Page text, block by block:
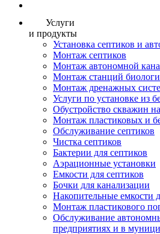
Услуги
и продукты
Установка септиков и
Монтаж септиков
Монтаж автономной
Монтаж станций
Монтаж дренажных
Услуги по установке из
Обустройство скважин
Монтаж пластиковых и
Обслуживание септиков
Чистка септиков
Бактерии для септиков
Аэрационные установки
Емкости для септиков
Бочки для канализации
Накопительные емкости
Монтаж пластикового
Обслуживание
предприятиях и в